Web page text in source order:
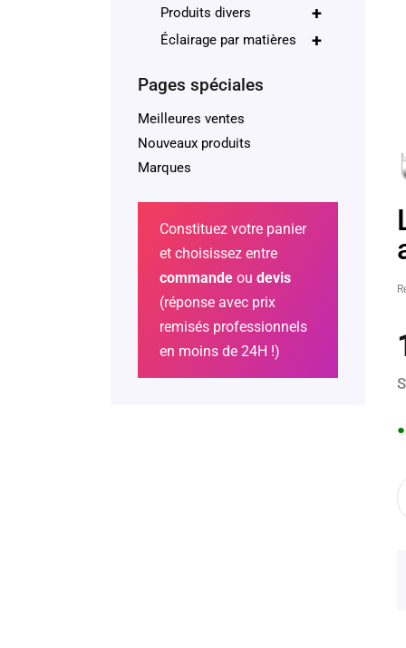
●
+
Produits divers
+
Éclairage par matières
Pages spéciales
Meilleures ventes
Nouveaux produits
Marques
Constituez votre panier
et choisissez entre
commande ou devis
(réponse avec prix
remisés professionnels
en moins de 24H !)